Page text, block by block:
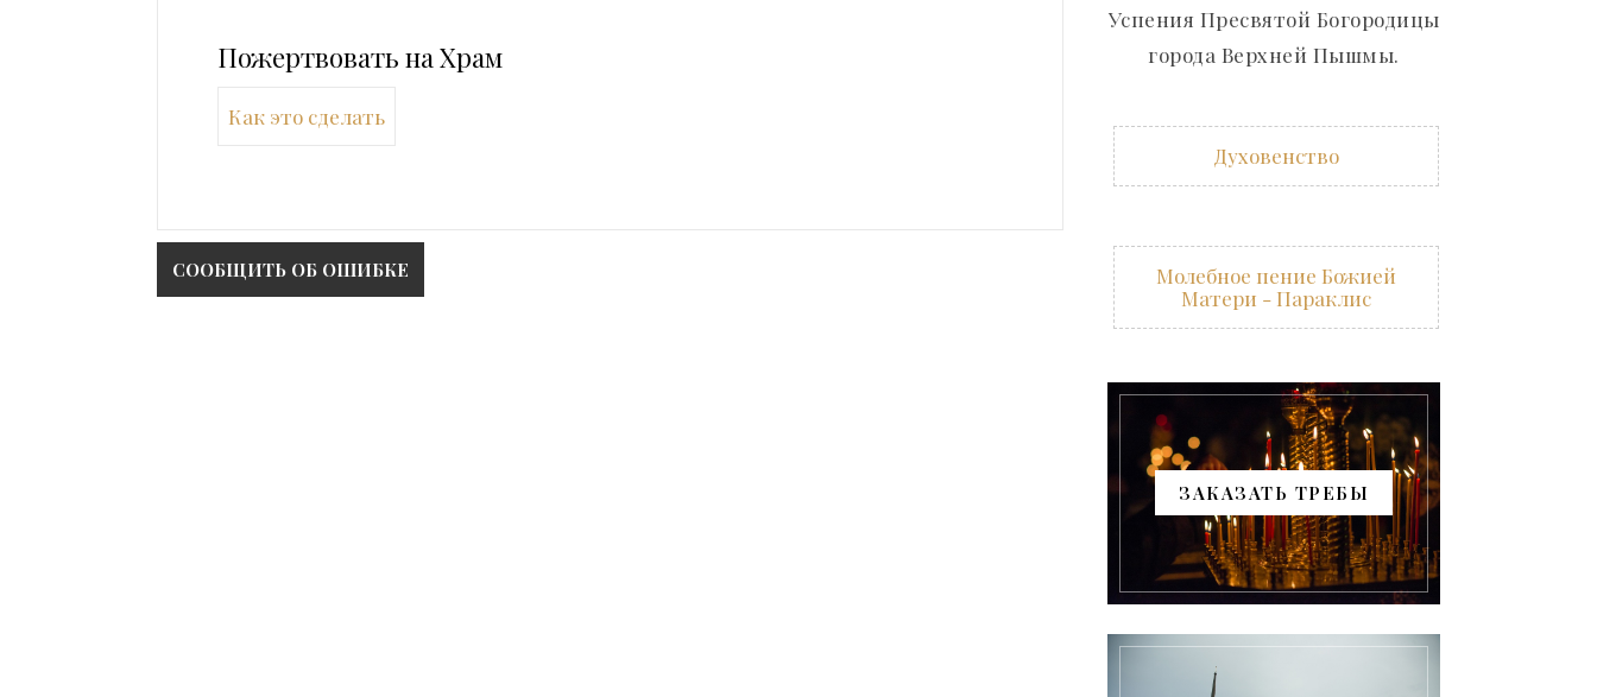
Пожертвовать на Храм
Как это сделать
Успения Пресвятой Богородицы
города Верхней Пышмы.
Духовенство
Молебное пение Божией
Матери - Параклис
ЗАКАЗАТЬ ТРЕБЫ